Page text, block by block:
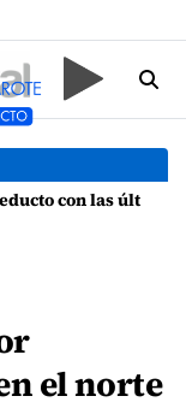
calidad de las aguas para el baño"
el norte